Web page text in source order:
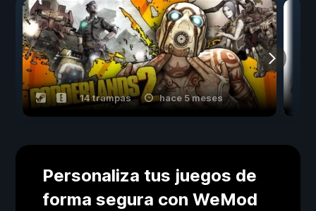
14 trampas hace 5 meses
Personaliza tus juegos de
forma segura con WeMod